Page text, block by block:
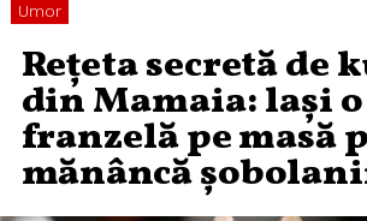
Umor
Rețeta secretă de
din Mamaia: lași o
franzelă pe masă
mănâncă